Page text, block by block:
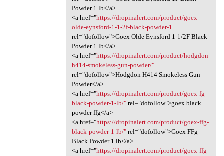
Powder 1 lb</a>
<a href="https://dropinalert.com/product/goex-
olde-eynsford-1-1-2f-black-powder-1...
rel="dofollow">Goex Olde Eynsford 1-1/2F Black
Powder 1 lb</a>
<a href="https://dropinalert.com/product/hodgdon-
h414-smokeless-gun-powder/"
rel="dofollow">Hodgdon H414 Smokeless Gun
Powder</a>
<a href="https://dropinalert.com/product/goex-fg-
black-powder-1-lb/"rel="dofollow">goex black
powder ffg</a>
<a href="https://dropinalert.com/product/goex-ffg-
black-powder-1-lb/"rel="dofollow">Goex FFg
Black Powder 1 lb</a>
<a href="https://dropinalert.com/product/goex-ffg-